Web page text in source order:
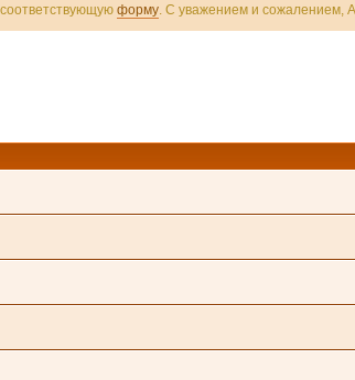
форму . С уважением и сожалением,